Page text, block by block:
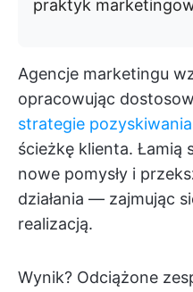
praktyk
Agencje marketingu
opracowując
strategie
ścieżkę klienta. Łamią
nowe pomysły i
działania — zajmując
realizacją.
Wynik? Odciążone